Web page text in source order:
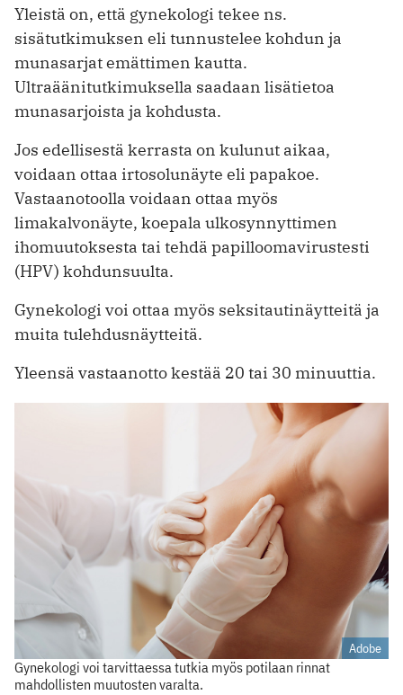
Yleistä on, että gynekologi tekee ns.
sisätutkimuksen eli tunnustelee kohdun ja
munasarjat emättimen kautta.
Ultraäänitutkimuksella saadaan lisätietoa
munasarjoista ja kohdusta.
Jos edellisestä kerrasta on kulunut aikaa,
voidaan ottaa irtosolunäyte eli papakoe.
Vastaanotoolla voidaan ottaa myös
limakalvonäyte, koepala ulkosynnyttimen
ihomuutoksesta tai tehdä papilloomavirustesti
(HPV) kohdunsuulta.
Gynekologi voi ottaa myös seksitautinäytteitä ja
muita tulehdusnäytteitä.
Yleensä vastaanotto kestää 20 tai 30 minuuttia.
Adobe
Gynekologi voi tarvittaessa tutkia myös potilaan rinnat
mahdollisten muutosten varalta.